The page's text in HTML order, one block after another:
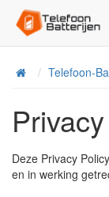
HomeTelefoon-
Deze Privacy
en in werking